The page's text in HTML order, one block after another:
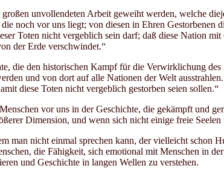
unvollendeten Arbeit geweiht werden, welche
noch vor uns liegt; von diesen in Ehren
Toten nicht vergeblich sein darf; daß diese Nation
der Erde verschwindet.“
die den historischen Kampf für die Verwirklichung
und von dort auf alle Nationen der Welt
diese Toten nicht vergeblich gestorben seien sollen.“
vor uns in der Geschichte, die gekämpft und
Dimension, und wenn sich nicht einige freie
man nicht einmal sprechen kann, der vielleicht schon
die Fähigkeit, sich emotional mit Menschen in
und Geschichte in langen Wellen zu verstehen.